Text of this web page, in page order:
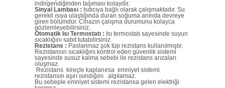
indirgendiğinden taşıması kolaydır.
Sinyal Lambası : Isıtıcıya bağlı olarak çalışmaktadır. Su
gerekli ısıya ulaştığında duran soğuma anında devreye
giren bölümdür. Cihazın çalışma durumunu kolayca
gözlemleyebilirsiniz.
Otomatik Isı Termostatı : Isı termostatı sayesinde suyun
sıcaklığını sabit tutabilirsiniz.
Rezistans : Paslanmaz şok tüp rezistans kullanılmıştır.
Rezistansın sıcaklığını kontrol eden güvenlik sistemi
sayesinde susuz kalma sebebi ile rezistans arızaları
oluşmaz.
Rezistans kireçle kaplanırsa emniyet sistemi
rezistansın aşırı ısındığını algılamaz.
Bu sebeple emniyet sistemi rezistansa gelen elektriği